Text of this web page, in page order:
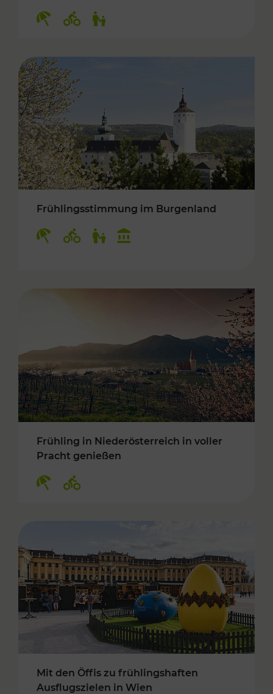
Frühlingsstimmung im Burgenland
Frühling in Niederösterreich in voller
Pracht genießen
Mit den Öffis zu frühlingshaften
Ausflugszielen in Wien